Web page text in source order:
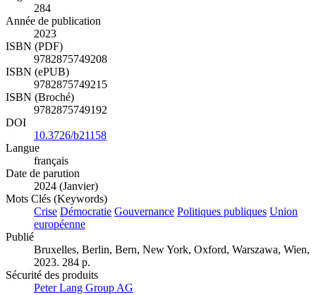
284
Année de publication
2023
ISBN (PDF)
9782875749208
ISBN (ePUB)
9782875749215
ISBN (Broché)
9782875749192
DOI
10.3726/b21158
Langue
français
Date de parution
2024 (Janvier)
Mots Clés (Keywords)
Crise Démocratie Gouvernance Politiques publiques Union
européenne
Publié
Bruxelles, Berlin, Bern, New York, Oxford, Warszawa, Wien,
2023. 284 p.
Sécurité des produits
Peter Lang Group AG